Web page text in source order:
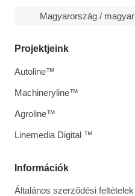
Magyarország / magyar
Információk
Általános szerződési feltételek
Projektjeink
Autoline™
Machineryline™
Agroline™
Linemedia Digital ™